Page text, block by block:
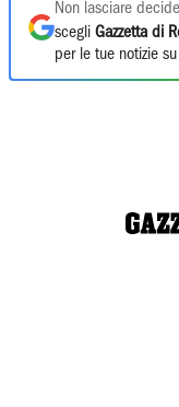
Non lasciare
scegli Gazzetta di
per le tue notizie